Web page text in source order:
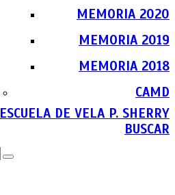
MEMORIA 2020
MEMORIA 2019
MEMORIA 2018
CAMD
ESCUELA DE VELA P. SHERRY
BUSCAR
Enviar